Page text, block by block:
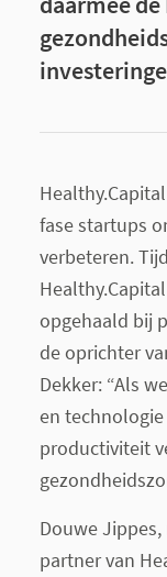
fase startups
verbeteren.
opgehaald bij
de oprichter
Dekker: “Als
en
productiviteit
Douwe
partner van